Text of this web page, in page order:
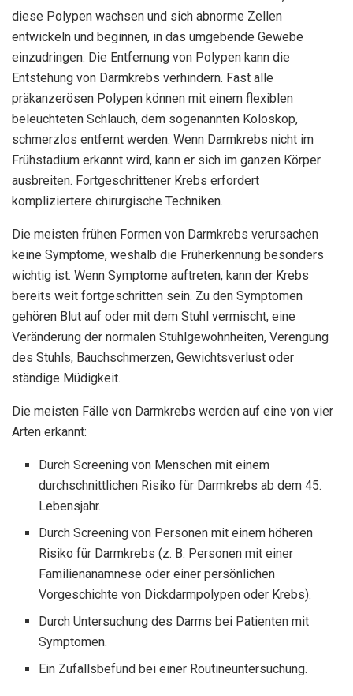
diese Polypen wachsen und sich abnorme Zellen
entwickeln und beginnen, in das umgebende Gewebe
einzudringen. Die Entfernung von Polypen kann die
Entstehung von Darmkrebs verhindern. Fast alle
präkanzerösen Polypen können mit einem flexiblen
beleuchteten Schlauch, dem sogenannten Koloskop,
schmerzlos entfernt werden. Wenn Darmkrebs nicht im
Frühstadium erkannt wird, kann er sich im ganzen Körper
ausbreiten. Fortgeschrittener Krebs erfordert
kompliziertere chirurgische Techniken.
Die meisten frühen Formen von Darmkrebs verursachen
keine Symptome, weshalb die Früherkennung besonders
wichtig ist. Wenn Symptome auftreten, kann der Krebs
bereits weit fortgeschritten sein. Zu den Symptomen
gehören Blut auf oder mit dem Stuhl vermischt, eine
Veränderung der normalen Stuhlgewohnheiten, Verengung
des Stuhls, Bauchschmerzen, Gewichtsverlust oder
ständige Müdigkeit.
Die meisten Fälle von Darmkrebs werden auf eine von vier
Arten erkannt:
Durch Screening von Menschen mit einem
durchschnittlichen Risiko für Darmkrebs ab dem 45.
Lebensjahr.
Durch Screening von Personen mit einem höheren
Risiko für Darmkrebs (z. B. Personen mit einer
Familienanamnese oder einer persönlichen
Vorgeschichte von Dickdarmpolypen oder Krebs).
Durch Untersuchung des Darms bei Patienten mit
Symptomen.
Ein Zufallsbefund bei einer Routineuntersuchung.